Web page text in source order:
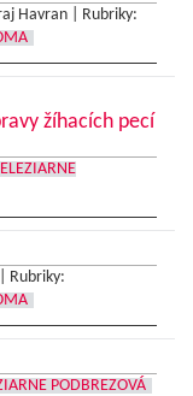
Havran |
Rubriky:
žíhacích pecí
Rubriky:
PODBREZOVÁ